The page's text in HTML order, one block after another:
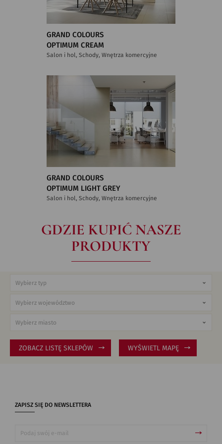
GRAND COLOURS
OPTIMUM CREAM
Salon i hol, Schody, Wnętrza komercyjne
GRAND COLOURS
OPTIMUM LIGHT GREY
Salon i hol, Schody, Wnętrza komercyjne
GDZIE KUPIĆ NASZE
PRODUKTY
ZOBACZ LISTĘ SKLEPÓW WYŚWIETL MAPĘ
ZAPISZ SIĘ DO NEWSLETTERA